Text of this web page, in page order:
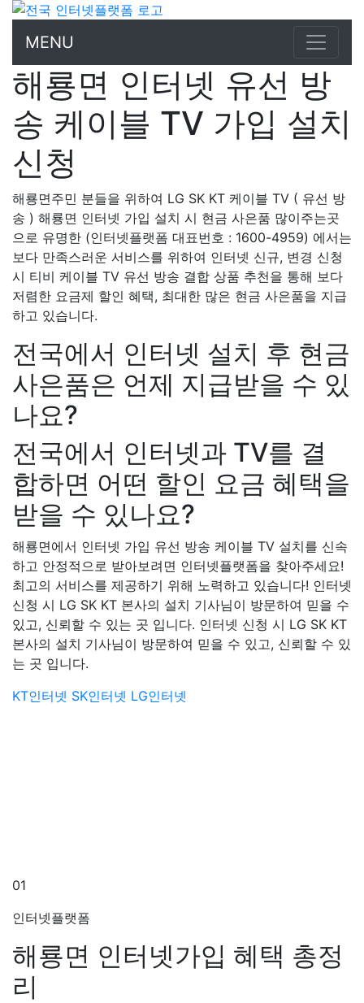
MENU
해룡면 인터넷 유선 방
송 케이블 TV 가입 설치
신청
해룡면주민 분들을 위하여 LG SK KT 케이블 TV ( 유선 방
송 ) 해룡면 인터넷 가입 설치 시 현금 사은품 많이주는곳
으로 유명한 (인터넷플랫폼 대표번호 : 1600-4959) 에서는
보다 만족스러운 서비스를 위하여 인터넷 신규, 변경 신청
시 티비 케이블 TV 유선 방송 결합 상품 추천을 통해 보다
저렴한 요금제 할인 혜택, 최대한 많은 현금 사은품을 지급
하고 있습니다.
전국에서 인터넷 설치 후 현금
사은품은 언제 지급받을 수 있
나요?
전국에서 인터넷과 TV를 결
합하면 어떤 할인 요금 혜택을
받을 수 있나요?
해룡면에서 인터넷 가입 유선 방송 케이블 TV 설치를 신속
하고 안정적으로 받아보려면 인터넷플랫폼을 찾아주세요!
최고의 서비스를 제공하기 위해 노력하고 있습니다! 인터넷
신청 시 LG SK KT 본사의 설치 기사님이 방문하여 믿을 수
있고, 신뢰할 수 있는 곳 입니다. 인터넷 신청 시 LG SK KT
본사의 설치 기사님이 방문하여 믿을 수 있고, 신뢰할 수 있
는 곳 입니다.
KT인터넷 SK인터넷 LG인터넷
01
인터넷플랫폼
해룡면 인터넷가입 혜택 총정
리